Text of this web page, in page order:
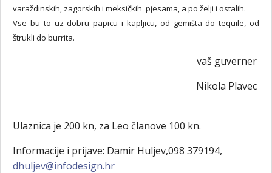
varaždinskih, zagorskih i meksičkih pjesama, a po želji i ostalih.
Vse bu to uz dobru papicu i kapljicu, od gemišta do tequile, od
štrukli do burrita.
vaš guverner
Nikola Plavec
Ulaznica je 200 kn, za Leo članove 100 kn.
Informacije i prijave: Damir Huljev,098 379194,
dhuljev@infodesign.hr